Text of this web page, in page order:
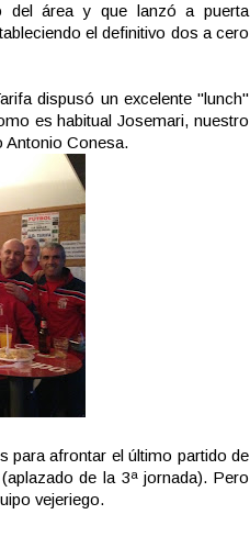
del área y que lanzó a puerta
el definitivo dos a cero
dispusó un excelente "lunch"
es habitual Josemari, nuestro
Antonio Conesa.
para afrontar el último partido de
de la 3ª jornada). Pero
vejeriego.